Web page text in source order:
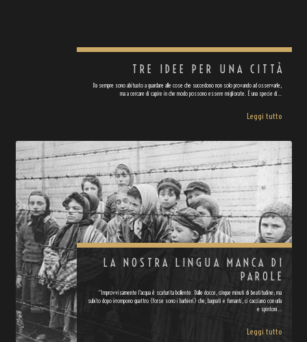
TRE IDEE PER UNA CITTÀ
Da sempre sono abituato a guardare alle cose che succedono non solo provando ad osservarle,
ma a cercare di capire in che modo possono essere migliorate. È una specie di…
Leggi tutto
LA NOSTRA LINGUA MANCA DI
PAROLE
“Improvvisamente l’acqua è scaturita bollente. Dalle docce, cinque minuti di beatitudine; ma
subito dopo irrompono quattro (forse sono i barbieri) che, bagnati e fumanti, ci cacciano con urla
e spintoni…
Leggi tutto